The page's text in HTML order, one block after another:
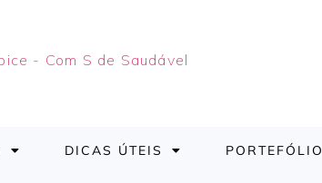
DICAS ÚTEIS PORTEFÓLIO